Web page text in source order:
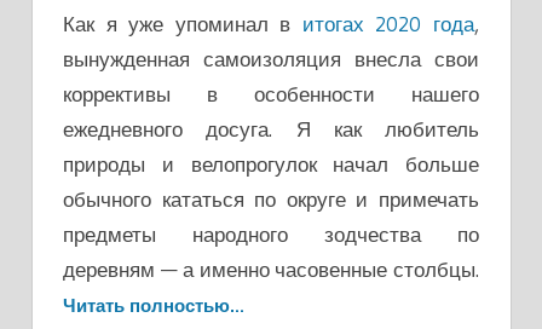
Как я уже упоминал в итогах 2020 года,
вынужденная самоизоляция внесла свои
коррективы в особенности нашего
ежедневного досуга. Я как любитель
природы и велопрогулок начал больше
обычного кататься по округе и примечать
предметы народного зодчества по
деревням — а именно часовенные столбцы.
Читать полностью…